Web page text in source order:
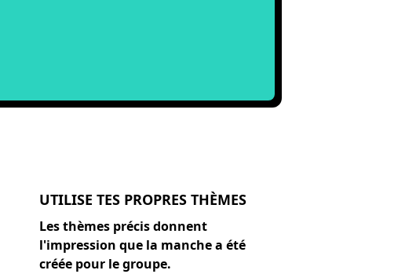
UTILISE TES PROPRES THÈMES
Les thèmes précis donnent
l'impression que la manche a été
créée pour le groupe.